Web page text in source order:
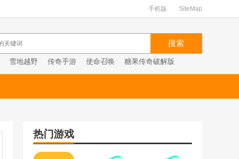
手机版 SiteMap
雪地越野 传奇手游 使命召唤 糖果传奇破解版
热门游戏